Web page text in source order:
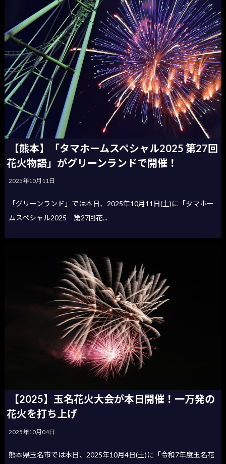
【熊本】「タマホームスペシャル2025 第27回
花火物語」がグリーンランドで開催！
2025年10月11日
「グリーンランド」では本日、2025年10月11日(土)に「タマホー
ムスペシャル2025 第27回花...
【2025】玉名花火大会が本日開催！一万発の
花火を打ち上げ
2025年10月04日
熊本県玉名市では本日、2025年10月4日(土)に「令和7年度玉名花